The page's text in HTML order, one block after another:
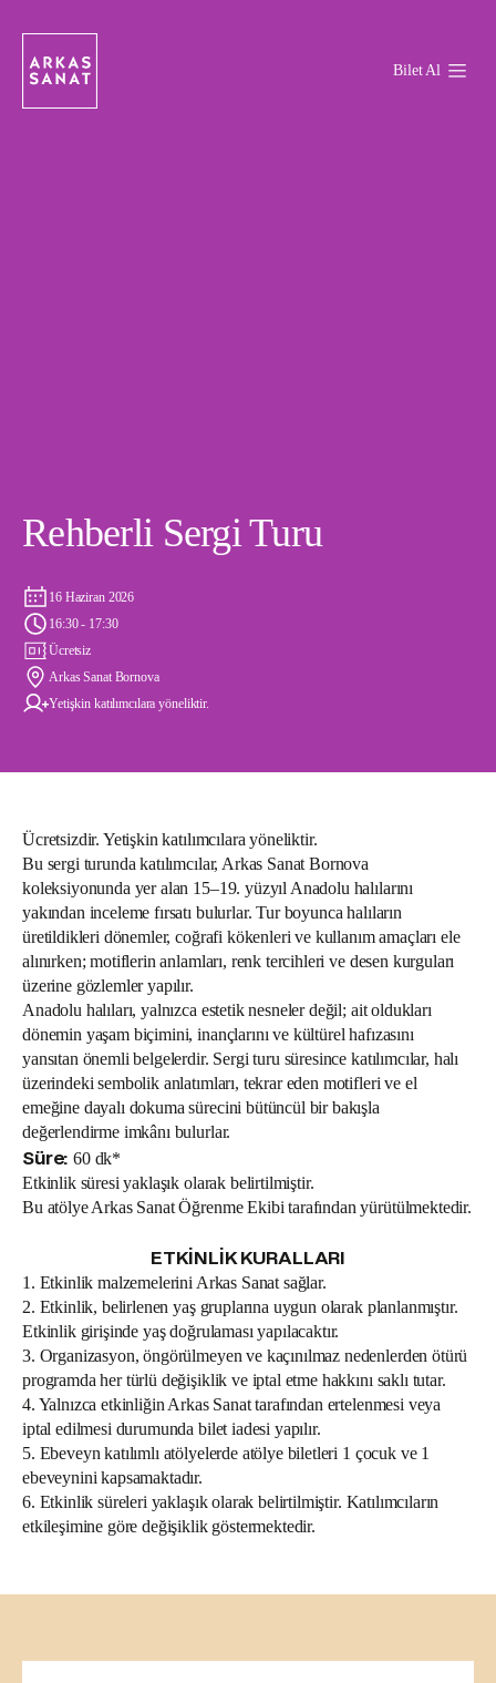
Bilet Al
Rehberli Sergi Turu
16 Haziran 2026
16:30 - 17:30
Ücretsiz
Arkas Sanat Bornova
Yetişkin katılımcılara yöneliktir.
Ücretsizdir. Yetişkin katılımcılara yöneliktir.
Bu sergi turunda katılımcılar, Arkas Sanat Bornova
koleksiyonunda yer alan 15–19. yüzyıl Anadolu halılarını
yakından inceleme fırsatı bulurlar. Tur boyunca halıların
üretildikleri dönemler, coğrafi kökenleri ve kullanım amaçları ele
alınırken; motiflerin anlamları, renk tercihleri ve desen kurguları
üzerine gözlemler yapılır.
Anadolu halıları, yalnızca estetik nesneler değil; ait oldukları
dönemin yaşam biçimini, inançlarını ve kültürel hafızasını
yansıtan önemli belgelerdir. Sergi turu süresince katılımcılar, halı
üzerindeki sembolik anlatımları, tekrar eden motifleri ve el
emeğine dayalı dokuma sürecini bütüncül bir bakışla
değerlendirme imkânı bulurlar.
Süre: 60 dk*
Etkinlik süresi yaklaşık olarak belirtilmiştir.
Bu atölye Arkas Sanat Öğrenme Ekibi tarafından yürütülmektedir.
ETKİNLİK KURALLARI
1. Etkinlik malzemelerini Arkas Sanat sağlar.
2. Etkinlik, belirlenen yaş gruplarına uygun olarak planlanmıştır.
Etkinlik girişinde yaş doğrulaması yapılacaktır.
3. Organizasyon, öngörülmeyen ve kaçınılmaz nedenlerden ötürü
programda her türlü değişiklik ve iptal etme hakkını saklı tutar.
4. Yalnızca etkinliğin Arkas Sanat tarafından ertelenmesi veya
iptal edilmesi durumunda bilet iadesi yapılır.
5. Ebeveyn katılımlı atölyelerde atölye biletleri 1 çocuk ve 1
ebeveynini kapsamaktadır.
6. Etkinlik süreleri yaklaşık olarak belirtilmiştir. Katılımcıların
etkileşimine göre değişiklik göstermektedir.